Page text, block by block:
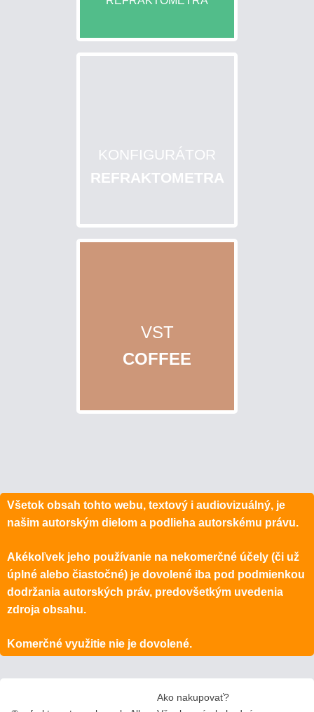
KONFIGURÁTOR
REFRAKTOMETRA
VST
COFFEE
Všetok obsah tohto webu, textový i audiovizuálný, je
našim autorským dielom a podlieha autorskému právu.
Akékoľvek jeho používanie na nekomerčné účely (či už
úplné alebo čiastočné) je dovolené iba pod podmienkou
dodržania autorských práv, predovšetkým uvedenia
zdroja obsahu.
Komerčné využitie nie je dovolené.
Ako nakupovať?